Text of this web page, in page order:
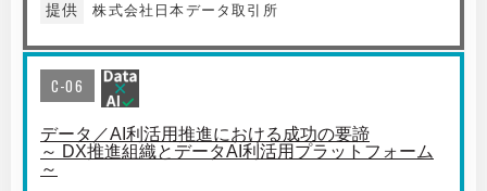
提供 株式会社日本データ取引所
C-06
データ／AI利活用推進における成功の要諦
～ DX推進組織とデータAI利活用プラットフォーム
～